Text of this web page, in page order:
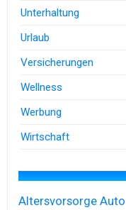
Unterhaltung
Urlaub
Versicherungen
Wellness
Werbung
Wirtschaft
Altersvorsorge Auto